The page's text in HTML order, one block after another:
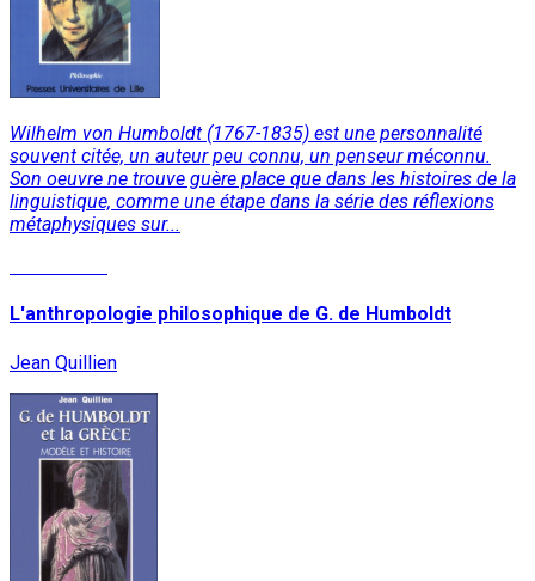
Wilhelm von Humboldt (1767-1835) est une personnalité
souvent citée, un auteur peu connu, un penseur méconnu.
Son oeuvre ne trouve guère place que dans les histoires de la
linguistique, comme une étape dans la série des réflexions
métaphysiques sur...
L'anthropologie philosophique de G. de Humboldt
Jean Quillien